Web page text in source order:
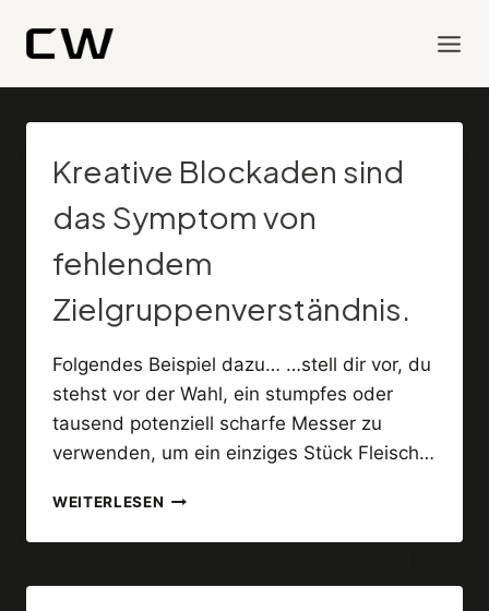
Kreative Blockaden sind
das Symptom von
fehlendem
Zielgruppenverständnis.
Folgendes Beispiel dazu… …stell dir vor, du
stehst vor der Wahl, ein stumpfes oder
tausend potenziell scharfe Messer zu
verwenden, um ein einziges Stück Fleisch…
WEITERLESENKREATIVE
SIND
SYMPTOM